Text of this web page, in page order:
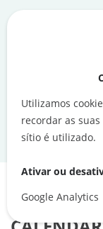
Utilizamos
recordar as
sítio é utilizado.
Ativar ou
Google Analytics